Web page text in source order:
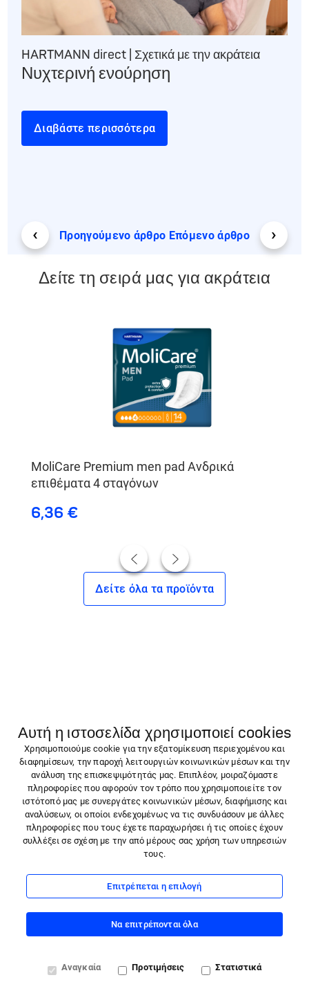
Αυτή η ιστοσελίδα χρησιμοποιεί cookies
Χρησιμοποιούμε cookie για την εξατομίκευση περιεχομένου και
διαφημίσεων, την παροχή λειτουργιών κοινωνικών μέσων και την
ανάλυση της επισκεψιμότητάς μας. Επιπλέον, μοιραζόμαστε
πληροφορίες που αφορούν τον τρόπο που χρησιμοποιείτε τον
ιστότοπό μας με συνεργάτες κοινωνικών μέσων, διαφήμισης και
αναλύσεων, οι οποίοι ενδεχομένως να τις συνδυάσουν με άλλες
πληροφορίες που τους έχετε παραχωρήσει ή τις οποίες έχουν
συλλέξει σε σχέση με την από μέρους σας χρήση των υπηρεσιών
τους.
Επιτρέπεται η επιλογή
Να επιτρέπονται όλα
Αναγκαία Προτιμήσεις Στατιστικά
‹ Προηγούμενο άρθρο
HARTMANN direct | Σχετικά με την ακράτεια
Νυχτερινή ενούρηση
Διαβάστε περισσότερα
Επόμενο άρθρο ›
Δείτε τη σειρά μας για ακράτεια
MoliCare Premium men pad Ανδρικά
επιθέματα 4 σταγόνων
6,36 €
Δείτε όλα τα προϊόντα
Molicare
ΟΙ ΥΠΗΡΕΣΊΕΣ ΜΑΣ
Αίτημα επιστροφής
Νέα & Άρθρα
Επικοινωνήστε μαζί μας
ΠΡΟΪΌΝΤΑ
ΟΙ ΥΠΗΡΕΣΊΕΣ ΜΑΣ
Instagram
Facebook
Linkedin
Υποστήριξη πελατών
info@gr.hartmann.info
Tel. +30 261 0343680
08:00 - 16:00